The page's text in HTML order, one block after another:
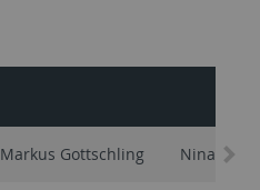
Markus Gottschling Nina